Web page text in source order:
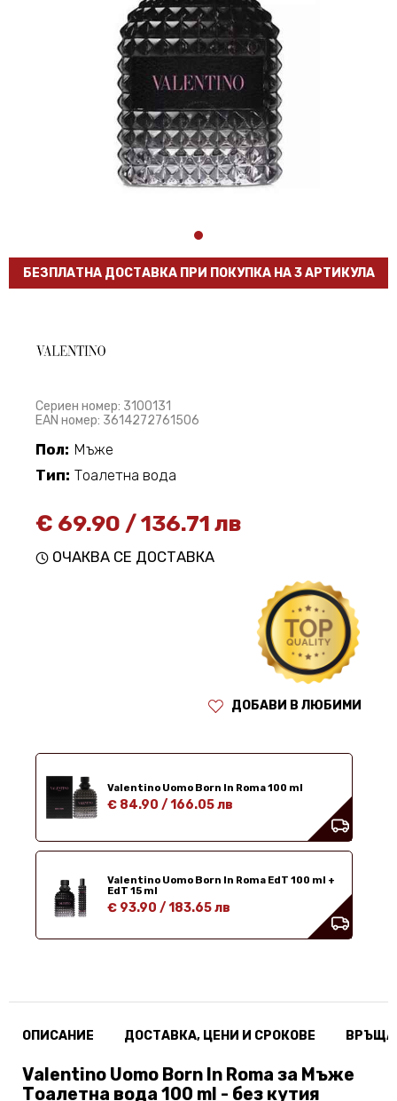
БЕЗПЛАТНА ДОСТАВКА ПРИ ПОКУПКА НА 3 АРТИКУЛА
Сериен номер: 3100131
EAN номер: 3614272761506
Пол: Мъже
Тип: Тоалетна вода
€ 69.90 /136.71 лв
ОЧАКВА СЕ ДОСТАВКА
ДОБАВИ В ЛЮБИМИ
Valentino Uomo Born In Roma 100 ml
€ 84.90 /166.05 лв
Valentino Uomo Born In Roma EdT 100 ml +
EdT 15 ml
€ 93.90 /183.65 лв
ОПИСАНИЕ ДОСТАВКА, ЦЕНИ И СРОКОВЕ
Valentino Uomo Born In Roma за Мъже
Тоалетна вода 100 ml - без кутия